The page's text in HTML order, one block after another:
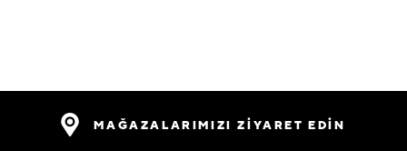
MAĞAZALARIMIZI ZİYARET EDİN